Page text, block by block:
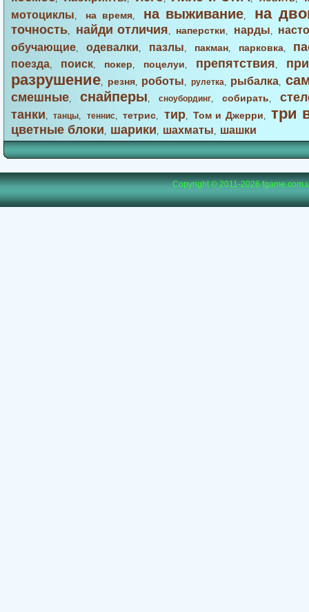
мотоциклы, на время, на выживание, на
точность, найди отличия, наперстки, нарды,
обучающие, одевалки, пазлы, пакман, парковка,
поезда, поиск, покер, поцелуи, препятствия,
разрушение, резня, роботы, рулетка, рыбалка,
смешные, снайперы, сноубординг, собирать,
танки,танцы, теннис,тетрис, тир,Том и Джерри, три
цветные блоки, шарики, шахматы, шашки
Copyright © 2011-2026